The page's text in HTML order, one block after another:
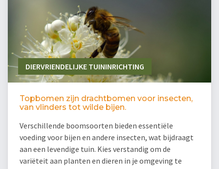
DIERVRIENDELIJKE TUININRICHTING
Topbomen zijn drachtbomen voor insecten,
van vlinders tot wilde bijen.
Verschillende boomsoorten bieden essentiële
voeding voor bijen en andere insecten, wat bijdraagt
aan een levendige tuin. Kies verstandig om de
variëteit aan planten en dieren in je omgeving te